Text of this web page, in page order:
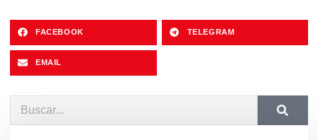
FACEBOOK TELEGRAM
EMAIL